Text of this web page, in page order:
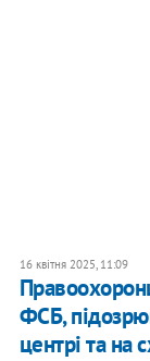
16 квітня 2025, 11:09
ФСБ,
центрі та на